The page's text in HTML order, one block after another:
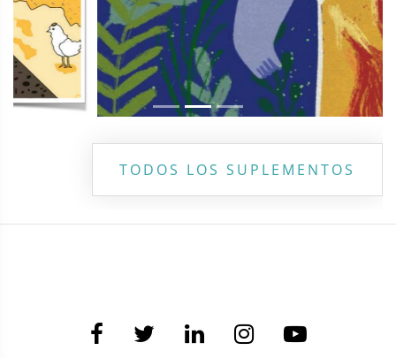
TODOS LOS SUPLEMENTOS